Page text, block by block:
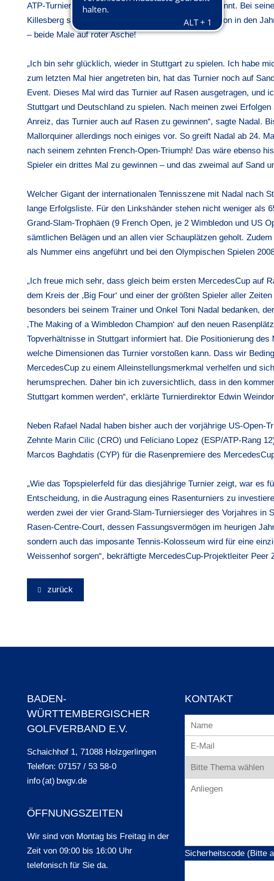
ATP-Turnier auf der Anlage des
TC Weissenhof
bekannt. Bei
Killesberg stürmte der 14-fache Grand-Slam-Champion in den
– beide Male auf roter Asche!
„Ich bin sehr glücklich, wieder in Stuttgart zu spielen. Ich habe
zum letzten Mal hier angetreten bin, hat das Turnier noch auf
Event. Dieses Mal wird das Turnier auf Rasen ausgetragen, und
Stuttgart und Deutschland zu spielen. Nach meinen zwei
Anreiz, das Turnier auch auf Rasen zu gewinnen“, sagte Nadal.
Mallorquiner allerdings noch einiges vor. So greift Nadal ab 24.
nach seinem zehnten French-Open-Triumph! Das wäre ebenso
Spieler ein drittes Mal zu gewinnen – und das zweimal auf Sand
Welcher Gigant der internationalen Tennisszene mit Nadal nach
lange Erfolgsliste. Für den Linkshänder stehen nicht weniger als
Grand-Slam-Trophäen (9 French Open, je 2 Wimbledon und US
sämtlichen Belägen und an allen vier Schauplätzen geholt.
als Nummer eins angeführt und bei den Olympischen Spielen
„Ich freue mich sehr, dass gleich beim ersten MercedesCup auf
dem Kreis der ‚Big Four‘ und einer der größten Spieler aller
besonders bei seinem Trainer und Onkel Toni Nadal bedanken,
‚The Making of a Wimbledon Champion‘ auf den neuen
Topverhältnisse in Stuttgart informiert hat. Die Positionierung
welche Dimensionen das Turnier vorstoßen kann. Dass wir
MercedesCup zu einem Alleinstellungsmerkmal verhelfen und
herumsprechen. Daher bin ich zuversichtlich, dass in den
Stuttgart kommen werden“, erklärte Turnierdirektor Edwin
Neben Rafael Nadal haben bisher auch der vorjährige US-Open-
Zehnte Marin Cilic (CRO) und Feliciano Lopez (ESP/ATP-Rang
Marcos Baghdatis (CYP) für die Rasenpremiere des
„Wie das Topspielerfeld für das diesjährige Turnier zeigt, war es
Entscheidung, in die Austragung eines Rasenturniers zu
werden zwei der vier Grand-Slam-Turniersieger des Vorjahres in
Rasen-Centre-Court, dessen Fassungsvermögen im heurigen
sondern auch das imposante Tennis-Kolosseum wird für eine
Weissenhof sorgen“, bekräftigte MercedesCup-Projektleiter Peer
zurück
BADEN-
WÜRTTEMBERGISCHER
GOLFVERBAND E.V.
Schaichhof 1, 71088 Holzgerlingen
Telefon: 07157 / 53 58-0
info (at) bwgv.de
ÖFFNUNGSZEITEN
Wir sind von Montag bis Freitag in der
Zeit von 09:00 bis 16:00 Uhr
telefonisch für Sie da.
KONTAKT
Sicherheitscode (Bitte